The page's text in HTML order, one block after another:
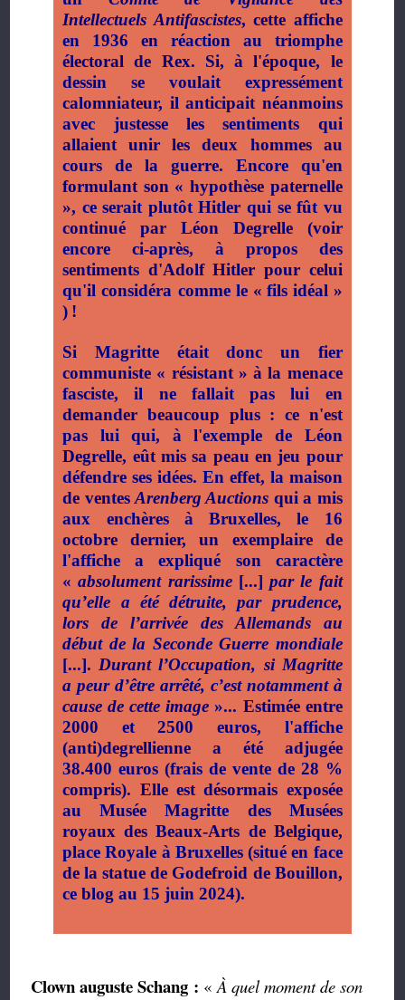
Intellectuels Antifascistes, cette affiche
en 1936 en réaction au triomphe
électoral de Rex. Si, à l'époque, le
dessin se voulait expressément
calomniateur, il anticipait néanmoins
avec justesse les sentiments qui
allaient unir les deux hommes au
cours de la guerre. Encore qu'en
formulant son « hypothèse paternelle
», ce serait plutôt Hitler qui se fût vu
continué par Léon Degrelle (voir
encore ci-après, à propos des
sentiments d'Adolf Hitler pour celui
qu'il considéra comme le « fils idéal »
) !
Si Magritte était donc un fier
communiste « résistant » à la menace
fasciste, il ne fallait pas lui en
demander beaucoup plus : ce n'est
pas lui qui, à l'exemple de Léon
Degrelle, eût mis sa peau en jeu pour
défendre ses idées. En effet, la maison
de ventesArenberg Auctions qui a mis
aux enchères à Bruxelles, le 16
octobre dernier, un exemplaire de
l'affiche a expliqué son caractère
«absolument rarissime[...]par le fait
qu’elle a été détruite, par prudence,
lors de l’arrivée des Allemands au
début de la Seconde Guerre mondiale
[...]. Durant l’Occupation, si Magritte
a peur d’être arrêté, c’est notamment à
cause de cette image »... Estimée entre
2000 et 2500 euros, l'affiche
(anti)degrellienne a été adjugée
38.400 euros (frais de vente de 28 %
compris). Elle est désormais exposée
au Musée Magritte des Musées
royaux des Beaux-Arts de Belgique,
place Royale à Bruxelles (situé en face
de la statue de Godefroid de Bouillon,
ce blog au 15 juin 2024).
Clown auguste Schang : «À quel moment de son